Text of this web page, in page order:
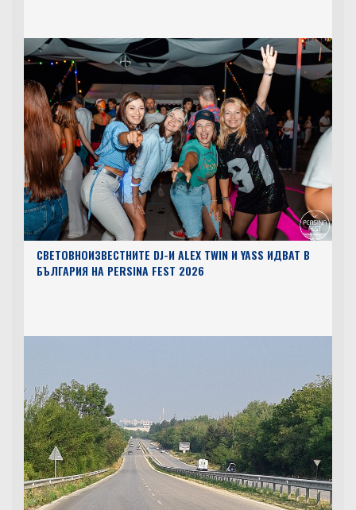
СВЕТОВНОИЗВЕСТНИТЕ DJ-И ALEX TWIN И YASS ИДВАТ В
БЪЛГАРИЯ НА PERSINA FEST 2026